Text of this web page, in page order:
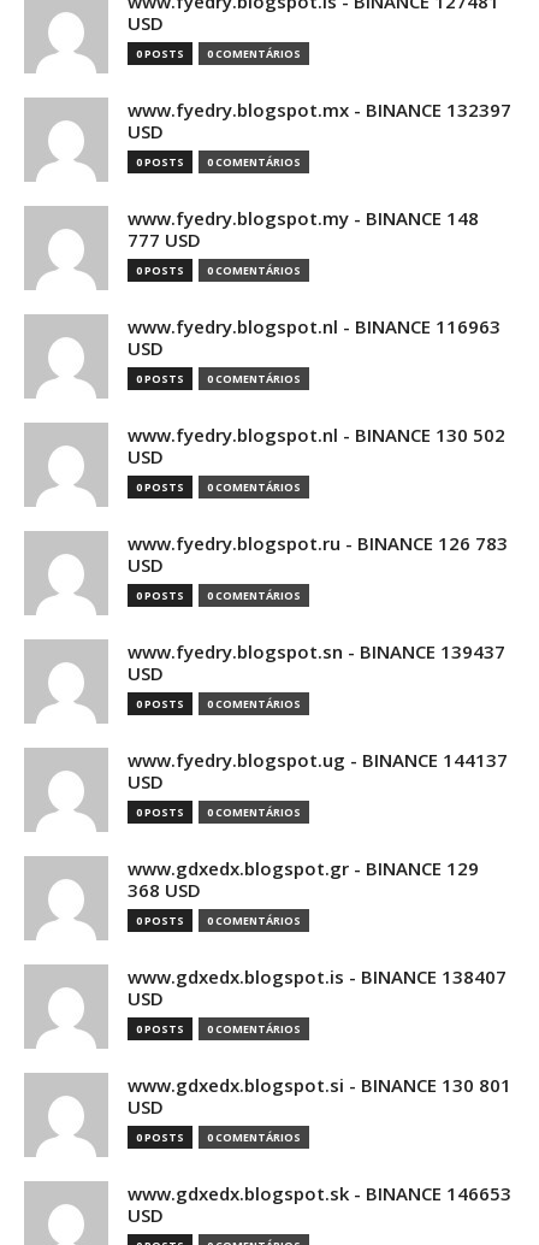
USD
0 POSTS 0 COMENTÁRIOS
www.fyedry.blogspot.mx - BINANCE 132397
USD
0 POSTS 0 COMENTÁRIOS
www.fyedry.blogspot.my - BINANCE 148
777 USD
0 POSTS 0 COMENTÁRIOS
www.fyedry.blogspot.nl - BINANCE 116963
USD
0 POSTS 0 COMENTÁRIOS
www.fyedry.blogspot.nl - BINANCE 130 502
USD
0 POSTS 0 COMENTÁRIOS
www.fyedry.blogspot.ru - BINANCE 126 783
USD
0 POSTS 0 COMENTÁRIOS
www.fyedry.blogspot.sn - BINANCE 139437
USD
0 POSTS 0 COMENTÁRIOS
www.fyedry.blogspot.ug - BINANCE 144137
USD
0 POSTS 0 COMENTÁRIOS
www.gdxedx.blogspot.gr - BINANCE 129
368 USD
0 POSTS 0 COMENTÁRIOS
www.gdxedx.blogspot.is - BINANCE 138407
USD
0 POSTS 0 COMENTÁRIOS
www.gdxedx.blogspot.si - BINANCE 130 801
USD
0 POSTS 0 COMENTÁRIOS
www.gdxedx.blogspot.sk - BINANCE 146653
USD